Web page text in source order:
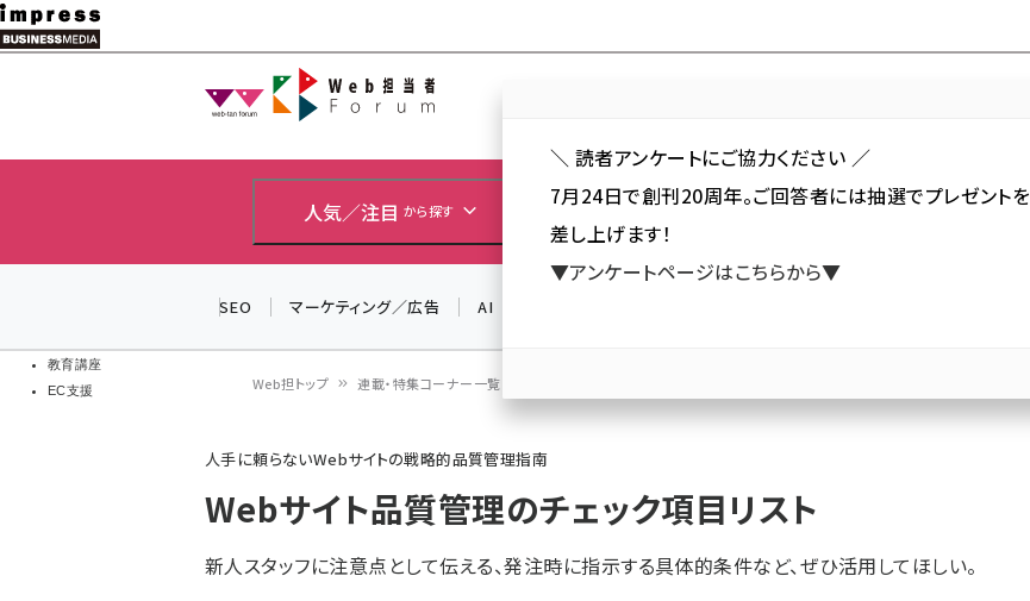
メ
イ
教育講座
EC支援
Web担当者Forum
人気／注目 から探す カテゴリ／種別 から探す セミナー／イベント から探す
SEO マーケティング／広告 AI
ン
く
ず
Web担トップ 連載・特集コーナー一覧
人手に頼らないWebサイトの戦略的品質管理指南
Webサイト品質管理のチェック項目リスト
新人スタッフに注意点として伝える、発注時に指示する具体的条件など、ぜひ活用してほしい。
＼ 読者アンケートにご協力ください ／
7月24日で創刊20周年。ご回答者には抽選でプレゼントを
差し上げます！
▼アンケートページはこちらから▼